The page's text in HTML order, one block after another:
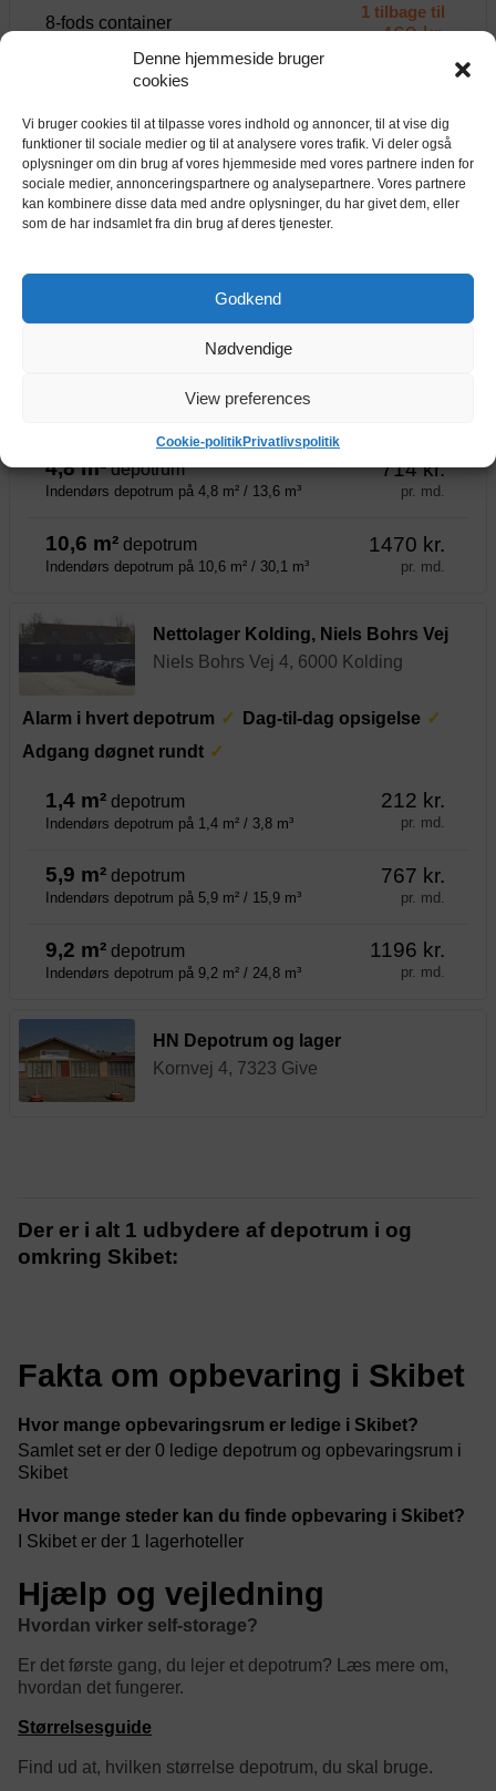
Denne hjemmeside bruger
cookies
Vi bruger cookies til at tilpasse vores indhold og annoncer, til at vise dig
funktioner til sociale medier og til at analysere vores trafik. Vi deler også
oplysninger om din brug af vores hjemmeside med vores partnere inden for
sociale medier, annonceringspartnere og analysepartnere. Vores partnere
kan kombinere disse data med andre oplysninger, du har givet dem, eller
som de har indsamlet fra din brug af deres tjenester.
Godkend
Nødvendige
View preferences
Cookie-politikPrivatlivspolitik
8-fods container
1 tilbage til
469 kr.
20-fods container på 13,7 m² / 32,7 m³ pr. md.
20-fods container (Isoleret)
Isoleret 20-fods container på 12,5 m² / 28,7 m³
4 tilbage til
1250 kr.
BOXIT Kolding
Trianglen 1, 6000 Kolding
4,8 m²depotrum
Indendørs depotrum på 4,8 m² / 13,6 m³
714 kr.
pr. md.
10,6 m² depotrum
Indendørs depotrum på 10,6 m² / 30,1 m³
1470 kr.
pr. md.
Nettolager Kolding, Niels Bohrs Vej
Niels Bohrs Vej 4, 6000 Kolding
Alarm i hvert depotrum
Dag-til-dag opsigelse
Adgang døgnet rundt
1,4 m² depotrum
Indendørs depotrum på 1,4 m² / 3,8 m³
212 kr.
pr. md.
5,9 m² depotrum
Indendørs depotrum på 5,9 m² / 15,9 m³
767 kr.
pr. md.
9,2 m² depotrum
Indendørs depotrum på 9,2 m² / 24,8 m³
1196 kr.
pr. md.
HN Depotrum og lager
Kornvej 4, 7323 Give
Der er i alt 1 udbydere af depotrum i og
omkring Skibet:
Fakta om opbevaring i Skibet
Hvor mange opbevaringsrum er ledige i Skibet?
Samlet set er der 0 ledige depotrum og opbevaringsrum i
Skibet
Hvor mange steder kan du finde opbevaring i Skibet?
I Skibet er der 1 lagerhoteller
Hjælp og vejledning
Hvordan virker self-storage?
Er det første gang, du lejer et depotrum? Læs mere om,
hvordan det fungerer.
Størrelsesguide
Find ud at, hvilken størrelse depotrum, du skal bruge.